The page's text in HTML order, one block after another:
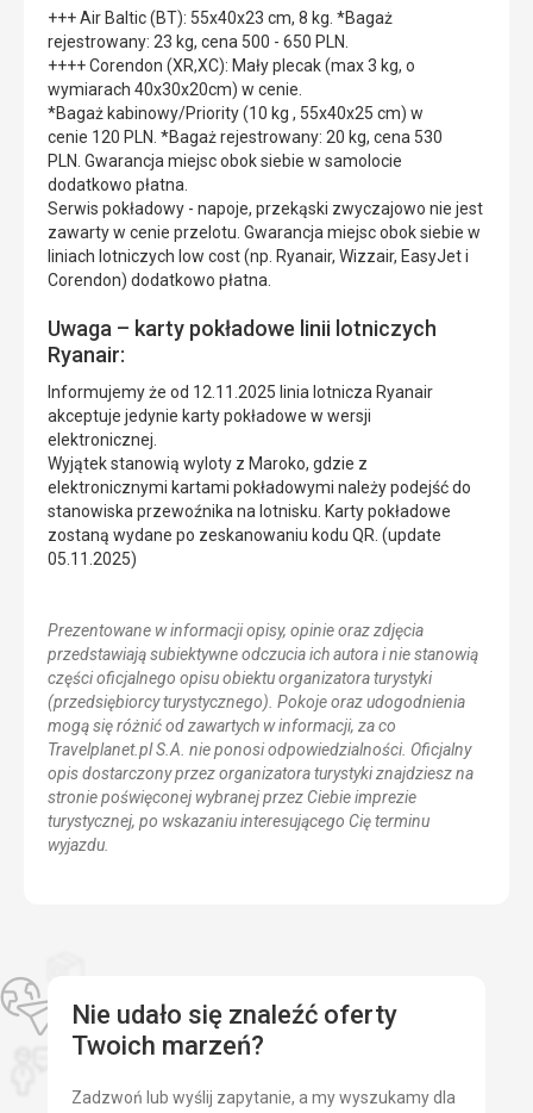
+++ Air Baltic (BT): 55x40x23 cm, 8 kg. *Bagaż
rejestrowany: 23 kg, cena 500 - 650 PLN.
++++ Corendon (XR,XC): Mały plecak (max 3 kg, o
wymiarach 40x30x20cm) w cenie.
*Bagaż kabinowy/Priority (10 kg , 55x40x25 cm) w
cenie 120 PLN. *Bagaż rejestrowany: 20 kg, cena 530
PLN. Gwarancja miejsc obok siebie w samolocie
dodatkowo płatna.
Serwis pokładowy - napoje, przekąski zwyczajowo nie jest
zawarty w cenie przelotu. Gwarancja miejsc obok siebie w
liniach lotniczych low cost (np. Ryanair, Wizzair, EasyJet i
Corendon) dodatkowo płatna.
Uwaga – karty pokładowe linii lotniczych
Ryanair:
Informujemy że od 12.11.2025 linia lotnicza Ryanair
akceptuje jedynie karty pokładowe w wersji
elektronicznej.
Wyjątek stanowią wyloty z Maroko, gdzie z
elektronicznymi kartami pokładowymi należy podejść do
stanowiska przewoźnika na lotnisku. Karty pokładowe
zostaną wydane po zeskanowaniu kodu QR. (update
05.11.2025)
Prezentowane w informacji opisy, opinie oraz zdjęcia
przedstawiają subiektywne odczucia ich autora i nie stanowią
części oficjalnego opisu obiektu organizatora turystyki
(przedsiębiorcy turystycznego). Pokoje oraz udogodnienia
mogą się różnić od zawartych w informacji, za co
Travelplanet.pl S.A. nie ponosi odpowiedzialności. Oficjalny
opis dostarczony przez organizatora turystyki znajdziesz na
stronie poświęconej wybranej przez Ciebie imprezie
turystycznej, po wskazaniu interesującego Cię terminu
wyjazdu.
Nie udało się znaleźć oferty
Twoich marzeń?
Zadzwoń lub wyślij zapytanie, a my wyszukamy dla